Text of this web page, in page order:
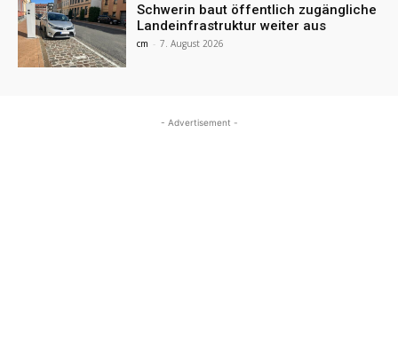
Schwerin baut öffentlich zugängliche
Landeinfrastruktur weiter aus
cm - 7. August 2026
- Advertisement -